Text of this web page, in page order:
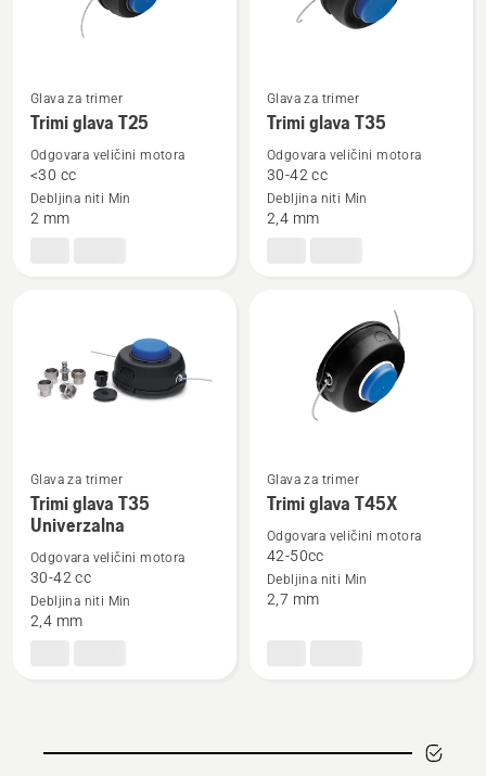
Pogledajte
više
detalja
Trimi
Glava za trimer
Trimi glava T25
Odgovara veličini motora
<30 cc
Debljina niti Min
2 mm
Pogledajte
više
detalja
Trimi
Glava za trimer
Trimi glava T35
Odgovara veličini motora
30-42 cc
Debljina niti Min
2,4 mm
Pogledajte
više
detalja
Trimi
glava
Glava za trimer
Trimi glava T35
Univerzalna
Odgovara veličini motora
30-42 cc
Debljina niti Min
2,4 mm
Pogledajte
detalja
Trimi
Glava za trimer
Trimi glava T45X
Odgovara veličini motora
42-50cc
Debljina niti Min
2,7 mm